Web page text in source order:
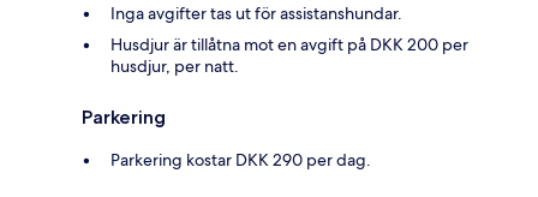
Inga avgifter tas ut för assistanshundar.
Husdjur är tillåtna mot en avgift på DKK 200 per
husdjur, per natt.
Parkering
Parkering kostar DKK 290 per dag.